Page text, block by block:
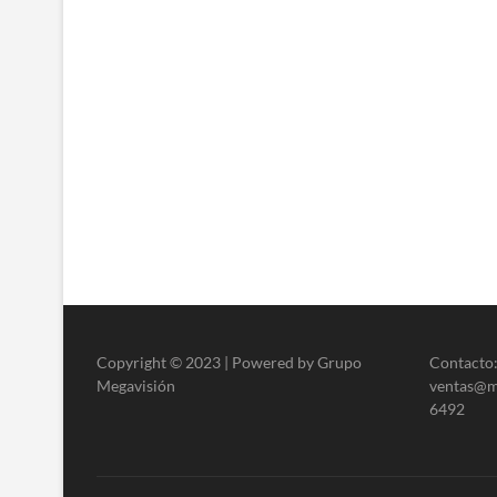
Copyright © 2023 | Powered by Grupo
Megavisión
6492